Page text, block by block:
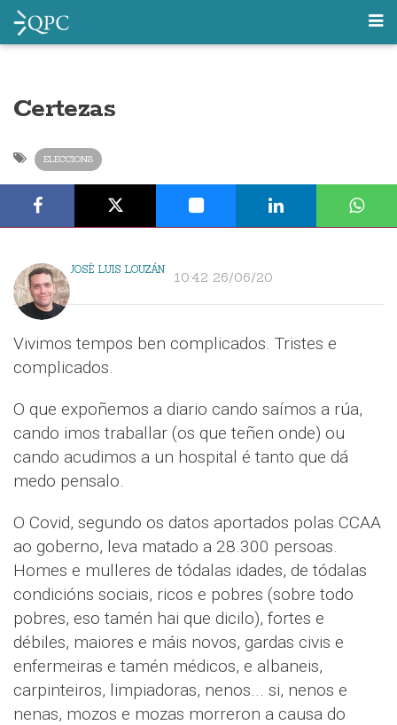
Certezas
ELECCIONS
JOSÉ LUIS LOUZÁN 10:42 26/06/20
Vivimos tempos ben complicados. Tristes e
complicados.
O que expoñemos a diario cando saímos a rúa,
cando imos traballar (os que teñen onde) ou
cando acudimos a un hospital é tanto que dá
medo pensalo.
O Covid, segundo os datos aportados polas CCAA
ao goberno, leva matado a 28.300 persoas.
Homes e mulleres de tódalas idades, de tódalas
condicións sociais, ricos e pobres (sobre todo
pobres, eso tamén hai que dicilo), fortes e
débiles, maiores e máis novos, gardas civis e
enfermeiras e tamén médicos, e albaneis,
carpinteiros, limpiadoras, nenos... si, nenos e
nenas, mozos e mozas morreron a causa do